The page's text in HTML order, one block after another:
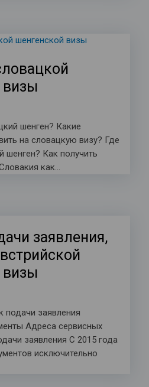
визы
шенген? Какие
на словацкую визу? Где
шенген? Как получить
как…
заявления,
визы
подачи заявления
Адреса сервисных
заявления С 2015 года
исключительно